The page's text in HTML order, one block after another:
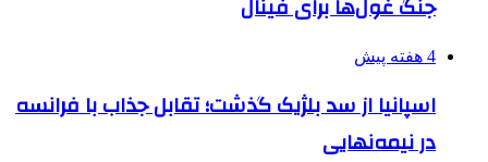
4 هفته پیش
اسپانیا از سد بلژیک گذشت؛ تقابل جذاب با فرانسه
در نیمه‌نهایی